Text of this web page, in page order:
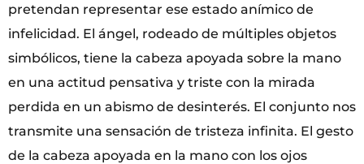
pretendan representar ese estado anímico de
infelicidad. El ángel, rodeado de múltiples objetos
simbólicos, tiene la cabeza apoyada sobre la mano
en una actitud pensativa y triste con la mirada
perdida en un abismo de desinterés. El conjunto nos
transmite una sensación de tristeza infinita. El gesto
de la cabeza apoyada en la mano con los ojos